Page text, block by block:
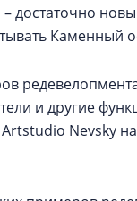
достаточно
Каменный
и другие
Nevsky